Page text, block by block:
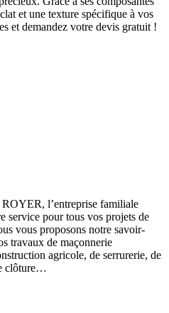
et une texture spécifique à vos
et demandez votre devis gratuit !
l’entreprise familiale
pour tous vos projets de
vous proposons notre savoir-
travaux de maçonnerie
agricole, de serrurerie, de
clôture…